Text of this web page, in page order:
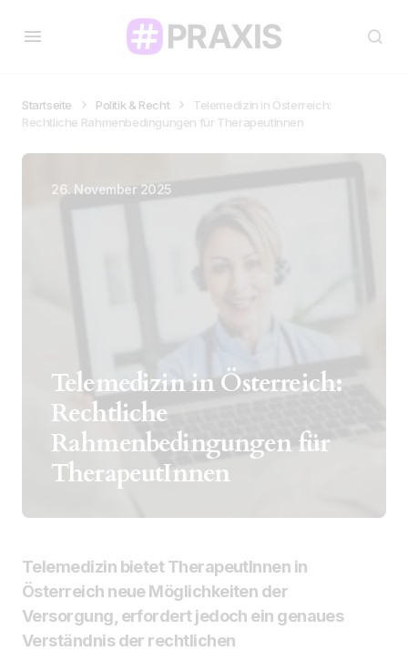
Startseite Politik & Recht
Telemedizin in Österreich:
Rechtliche Rahmenbedingungen für TherapeutInnen
26. November 2025
Telemedizin in Österreich:
Rechtliche
Rahmenbedingungen für
TherapeutInnen
Telemedizin bietet TherapeutInnen in
Österreich neue Möglichkeiten der
Versorgung, erfordert jedoch ein genaues
Verständnis der rechtlichen